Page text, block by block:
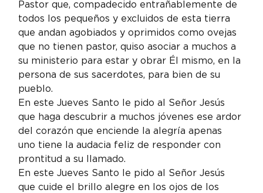
Pastor que, compadecido entrañablemente de
todos los pequeños y excluidos de esta tierra
que andan agobiados y oprimidos como ovejas
que no tienen pastor, quiso asociar a muchos a
su ministerio para estar y obrar Él mismo, en la
persona de sus sacerdotes, para bien de su
pueblo.
En este Jueves Santo le pido al Señor Jesús
que haga descubrir a muchos jóvenes ese ardor
del corazón que enciende la alegría apenas
uno tiene la audacia feliz de responder con
prontitud a su llamado.
En este Jueves Santo le pido al Señor Jesús
que cuide el brillo alegre en los ojos de los